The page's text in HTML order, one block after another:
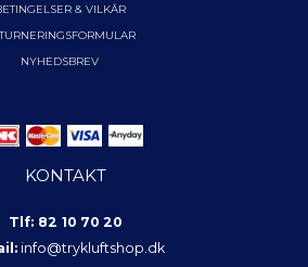
& VILKÅR
NYHEDSBREV
KONTAKT
Tlf: 82 10 70 20
info@trykluftshop.dk